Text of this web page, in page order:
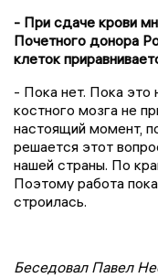
- При сдаче крови
Почетного донора
клеток
- Пока нет. Пока это
костного мозга не
настоящий момент,
решается этот
нашей страны. По
Поэтому работа
строилась.
Беседовал Павел